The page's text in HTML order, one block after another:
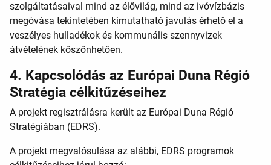
szolgáltatásaival mind az élővilág, mind az ivóvízbázis
megóvása tekintetében kimutatható javulás érhető el a
veszélyes hulladékok és kommunális szennyvizek
átvételének köszönhetően.
4. Kapcsolódás az Európai Duna Régió
Stratégia célkitűzéseihez
A projekt regisztrálásra került az Európai Duna Régió
Stratégiában (EDRS).
A projekt megvalósulása az alábbi, EDRS programok